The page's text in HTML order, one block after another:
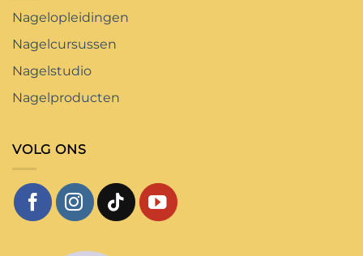
Nagelopleidingen
Nagelcursussen
Nagelstudio
Nagelproducten
VOLG ONS